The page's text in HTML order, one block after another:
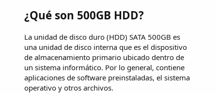
¿Qué son 500GB HDD?
La unidad de disco duro (HDD) SATA 500GB es
una unidad de disco interna que es el dispositivo
de almacenamiento primario ubicado dentro de
un sistema informático. Por lo general, contiene
aplicaciones de software preinstaladas, el sistema
operativo y otros archivos.